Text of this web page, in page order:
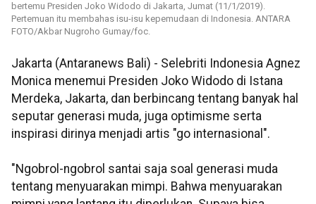
bertemu Presiden Joko Widodo di Jakarta, Jumat (11/1/2019).
Pertemuan itu membahas isu-isu kepemudaan di Indonesia. ANTARA
FOTO/Akbar Nugroho Gumay/foc.
Jakarta (Antaranews Bali) - Selebriti Indonesia Agnez
Monica menemui Presiden Joko Widodo di Istana
Merdeka, Jakarta, dan berbincang tentang banyak hal
seputar generasi muda, juga optimisme serta
inspirasi dirinya menjadi artis "go internasional".
"Ngobrol-ngobrol santai saja soal generasi muda
tentang menyuarakan mimpi. Bahwa menyuarakan